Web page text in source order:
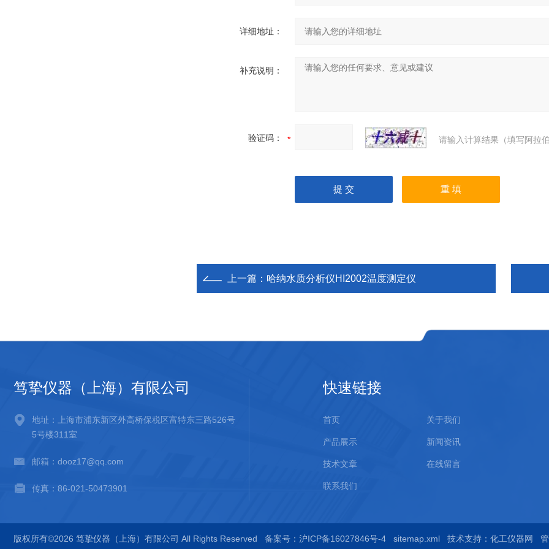
详细地址：
补充说明：
验证码： 请输入计算结果（填写阿拉
上一篇： 哈纳水质分析仪HI2002温度测定仪
笃挚仪器（上海）有限公司
地址：上海市浦东新区外高桥保税区富特东三路526号
5号楼311室
邮箱：dooz17@qq.com
传真：86-021-50473901
快速链接
首页 关于我们
产品展示 新闻资讯
技术文章 在线留言
联系我们
版权所有©2026 笃挚仪器（上海）有限公司 All Rights Reserved 备案号：沪ICP备16027846号-4 sitemap.xml 技术支持： 化工仪器网